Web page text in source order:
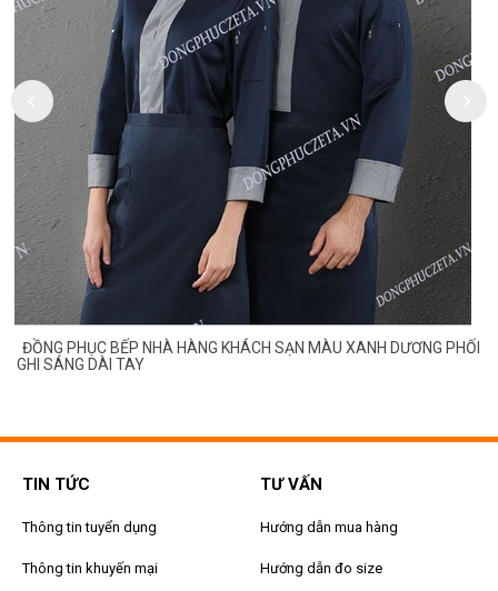
HÀNG KHÁCH SẠN MÀU XANH DƯƠNG PHỐI
ĐỒNG PHỤC BẾP
TIN TỨC
Thông tin tuyển dụng
Thông tin khuyến mại
TƯ VẤN
Hướng dẫn mua hàng
Hướng dẫn đo size